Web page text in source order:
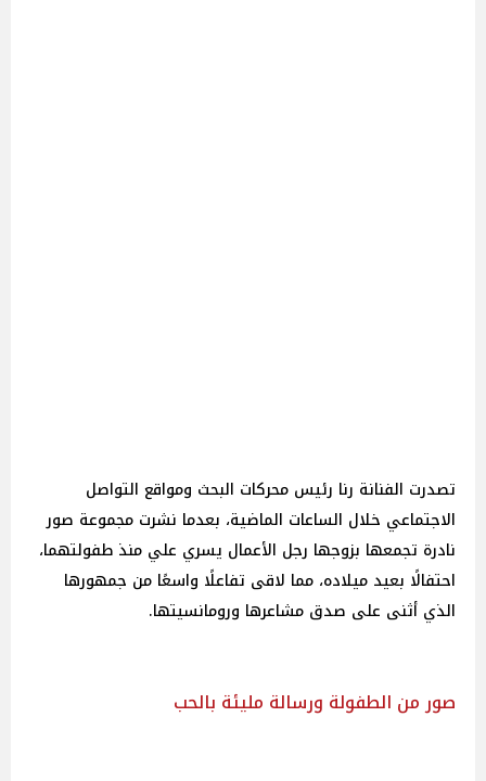
تصدرت الفنانة رنا رئيس محركات البحث ومواقع التواصل
الاجتماعي خلال الساعات الماضية، بعدما نشرت مجموعة صور
نادرة تجمعها بزوجها رجل الأعمال يسري علي منذ طفولتهما،
احتفالًا بعيد ميلاده، مما لاقى تفاعلًا واسعًا من جمهورها
الذي أثنى على صدق مشاعرها ورومانسيتها.
صور من الطفولة ورسالة مليئة بالحب